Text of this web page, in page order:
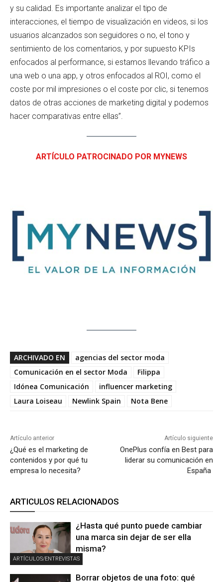
y su calidad. Es importante analizar el tipo de
interacciones, el tiempo de visualización en videos, si los
usuarios alcanzados son seguidores o no, el tono y
sentimiento de los comentarios, y por supuesto KPIs
enfocados al performance, si estamos llevando tráfico a
una web o una app, y otros enfocados al ROI, como el
coste por mil impresiones o el coste por clic, si tenemos
datos de otras acciones de marketing digital y podemos
hacer comparativas entre ellas”.
ARTÍCULO PATROCINADO POR MYNEWS
ARCHIVADO EN
agencias del sector moda
Comunicación en el sector Moda
Filippa
Idónea Comunicación
influencer marketing
Laura Loiseau
Newlink Spain Nota Bene
Artículo anterior
¿Qué es el marketing de
contenidos y por qué tu
empresa lo necesita?
Artículo siguiente
OnePlus confía en Best para
liderar su comunicación en
España
ARTICULOS RELACIONADOS
ARTÍCULOS/ENTREVISTAS
¿Hasta qué punto puede cambiar
una marca sin dejar de ser ella
misma?
Borrar objetos de una foto: qué